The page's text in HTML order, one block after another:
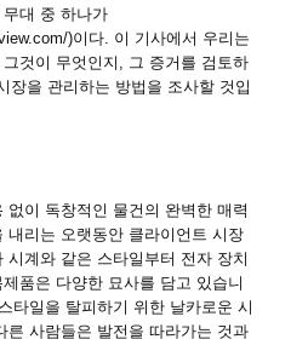
대 중 하나가
)이다. 이 기사에서 우리는
것이 무엇인지, 그 증거를 검토하
장을 관리하는 방법을 조사할 것입
없이 독창적인 물건의 완벽한 매력
내리는 오랫동안 클라이언트 시장
시계와 같은 스타일부터 전자 장치
품은 다양한 묘사를 담고 있습니
타일을 탈피하기 위한 날카로운 시
른 사람들은 발전을 따라가는 것과